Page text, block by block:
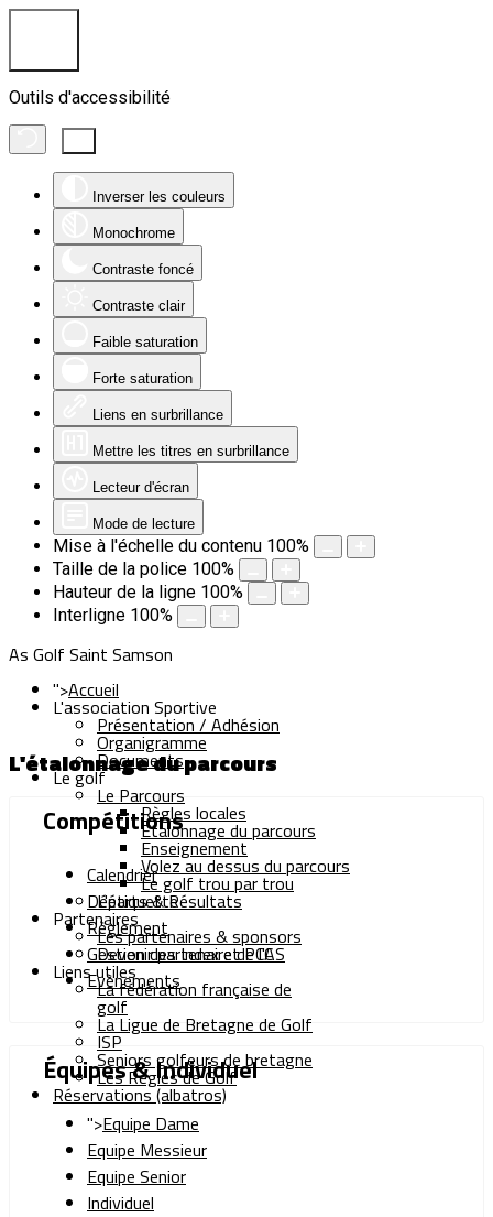
Outils d'accessibilité
Inverser les couleurs
Monochrome
Contraste foncé
Contraste clair
Faible saturation
Forte saturation
Liens en surbrillance
Mettre les titres en surbrillance
Lecteur d'écran
Mode de lecture
Mise à l'échelle du contenu 100%
Taille de la police 100%
Hauteur de la ligne 100%
Interligne 100%
As Golf Saint Samson
">Accueil
L'association Sportive
Présentation / Adhésion
Organigramme
Documents
Le golf
Le Parcours
Règles locales
Etalonnage du parcours
Enseignement
Volez au dessus du parcours
Le golf trou par trou
L'étiquette
Partenaires
Les partenaires & sponsors
Devenir partenaire de l'AS
Liens utiles
La fédération française de
golf
La Ligue de Bretagne de Golf
ISP
Seniors golfeurs de bretagne
Les Règles de Golf
Réservations (albatros)
L'étalonnage du parcours
Compétitions
Calendrier
Départs & Résultats
Règlement
Gestion des Index et PCC
Evènements
Équipes & Individuel
">Equipe Dame
Equipe Messieur
Equipe Senior
Individuel